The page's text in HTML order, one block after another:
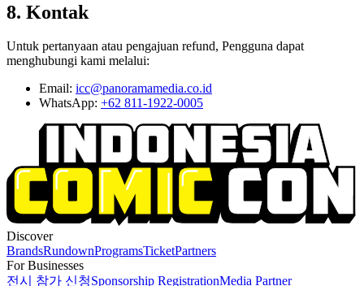
8. Kontak
Untuk pertanyaan atau pengajuan refund, Pengguna dapat
menghubungi kami melalui:
Email: icc@panoramamedia.co.id
WhatsApp: +62 811-1922-0005
Discover
BrandsRundownProgramsTicketPartners
For Businesses
전시 참가 신청Sponsorship RegistrationMedia Partner